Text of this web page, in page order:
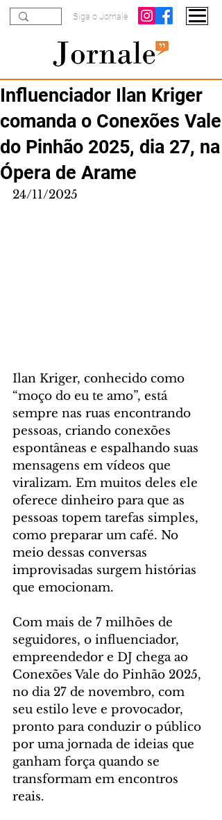
Siga o Jornale
Influenciador Ilan Kriger
comanda o Conexões Vale
do Pinhão 2025, dia 27, na
Ópera de Arame
24/11/2025
Ilan Kriger, conhecido como
“moço do eu te amo”, está
sempre nas ruas encontrando
pessoas, criando conexões
espontâneas e espalhando suas
mensagens em vídeos que
viralizam. Em muitos deles ele
oferece dinheiro para que as
pessoas topem tarefas simples,
como preparar um café. No
meio dessas conversas
improvisadas surgem histórias
que emocionam.
Com mais de 7 milhões de
seguidores, o influenciador,
empreendedor e DJ chega ao
Conexões Vale do Pinhão 2025,
no dia 27 de novembro, com
seu estilo leve e provocador,
pronto para conduzir o público
por uma jornada de ideias que
ganham força quando se
transformam em encontros
reais.